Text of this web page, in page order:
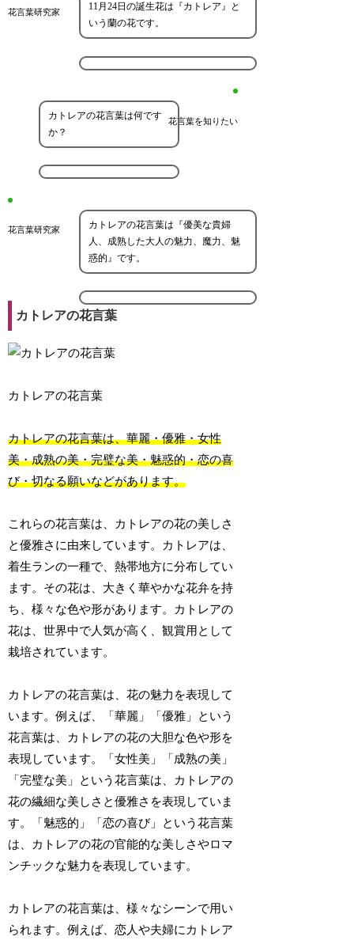
花言葉研究家
11月24日の誕生花は『カトレア』と
いう蘭の花です。
花言葉を知りたい
カトレアの花言葉は何です
か？
花言葉研究家
カトレアの花言葉は『優美な貴婦
人、成熟した大人の魅力、魔力、魅
惑的』です。
カトレアの花言葉
カトレアの花言葉
カトレアの花言葉は、華麗・優雅・女性
美・成熟の美・完璧な美・魅惑的・恋の喜
び・切なる願いなどがあります。
これらの花言葉は、カトレアの花の美しさ
と優雅さに由来しています。カトレアは、
着生ランの一種で、熱帯地方に分布してい
ます。その花は、大きく華やかな花弁を持
ち、様々な色や形があります。カトレアの
花は、世界中で人気が高く、観賞用として
栽培されています。
カトレアの花言葉は、花の魅力を表現して
います。例えば、「華麗」「優雅」という
花言葉は、カトレアの花の大胆な色や形を
表現しています。「女性美」「成熟の美」
「完璧な美」という花言葉は、カトレアの
花の繊細な美しさと優雅さを表現していま
す。「魅惑的」「恋の喜び」という花言葉
は、カトレアの花の官能的な美しさやロマ
ンチックな魅力を表現しています。
カトレアの花言葉は、様々なシーンで用い
られます。例えば、恋人や夫婦にカトレア